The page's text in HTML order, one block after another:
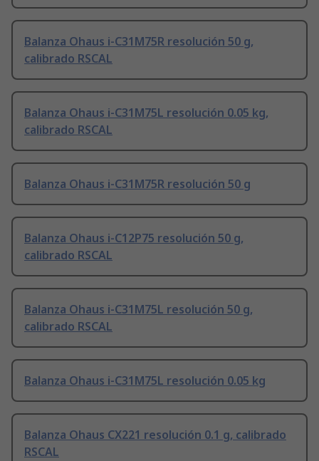
Balanza Ohaus i-C31M75R resolución 50 g,
calibrado RSCAL
Balanza Ohaus i-C31M75L resolución 0.05 kg,
calibrado RSCAL
Balanza Ohaus i-C31M75R resolución 50 g
Balanza Ohaus i-C12P75 resolución 50 g,
calibrado RSCAL
Balanza Ohaus i-C31M75L resolución 50 g,
calibrado RSCAL
Balanza Ohaus i-C31M75L resolución 0.05 kg
Balanza Ohaus CX221 resolución 0.1 g, calibrado
RSCAL